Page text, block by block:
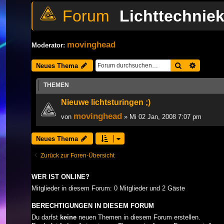
Lichttechniek
Moderator: movinghead
Neues Thema Suche
THEMEN
Nieuwe lichtsturingen ;)
von movinghead » Mi 02 Jan, 2008 7:07 pm
Neues Thema
Zurück zur Foren-Übersicht
WER IST ONLINE?
Mitglieder in diesem Forum: 0 Mitglieder und 2 Gäste
BERECHTIGUNGEN IN DIESEM FORUM
Du darfst keine neuen Themen in diesem Forum erstellen.